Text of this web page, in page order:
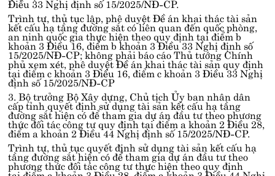
Điều 33 Nghị định số 15/2025/NĐ-CP.
Trình tự, thủ tục lập, phê duyệt Đề án khai thác tài sản
kết cấu hạ tầng đường sắt có liên quan đến quốc phòng,
an ninh quốc gia thực hiện theo quy định tạiđiểm b
khoản 3 Điều 16, điểm b khoản 3 Điều 33 Nghị định số
15/2025/NĐ-CP; không phải báo cáo Thủ tướng Chính
phủ xem xét, phê duyệt Đề án khai thác tài sản quy định
tạiđiểm c khoản 3 Điều 16, điểm c khoản 3 Điều 33 Nghị
định số 15/2025/NĐ-CP
3. Bộ trưởng Bộ Xây dựng, Chủ tịch Ủy ban nhân dân
cấp tỉnh quyết định sử dụng tài sản kết cấu hạ tầng
đường sắt hiện có để tham gia dự án đầu tư theo phương
thức đối tác công tư quy định tạiđiểm a khoản 2 Điều 28,
điểm a khoản 2 Điều 44 Nghị định số 15/2025/NĐ-CP.
Trình tự, thủ tục quyết định sử dụng tài sản kết cấu hạ
tầng đường sắt hiện có để tham gia dự án đầu tư theo
phương thức đối tác công tư thực hiện theo quy định